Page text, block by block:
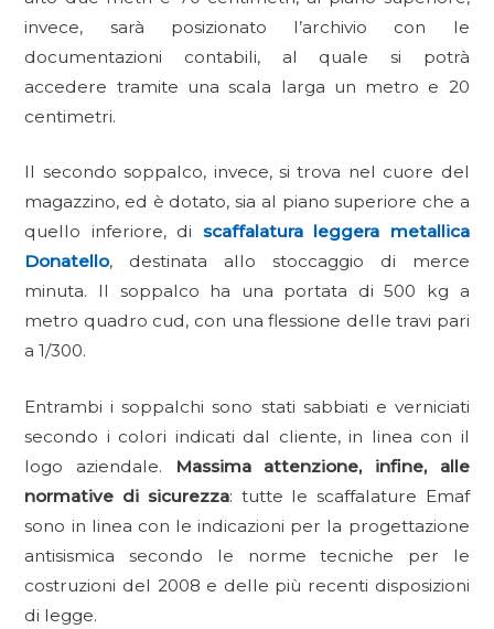
invece, sarà posizionato l’archivio con le
documentazioni contabili, al quale si potrà
accedere tramite una scala larga un metro e 20
centimetri.
Il secondo soppalco, invece, si trova nel cuore del
magazzino, ed è dotato, sia al piano superiore che a
quello inferiore, di scaffalatura leggera metallica
Donatello, destinata allo stoccaggio di merce
minuta. Il soppalco ha una portata di 500 kg a
metro quadro cud, con una flessione delle travi pari
a 1/300.
Entrambi i soppalchi sono stati sabbiati e verniciati
secondo i colori indicati dal cliente, in linea con il
logo aziendale.
Massima attenzione, infine, alle
normative di sicurezza: tutte le scaffalature Emaf
sono in linea con le indicazioni per la progettazione
antisismica secondo le norme tecniche per le
costruzioni del 2008 e delle più recenti disposizioni
di legge.